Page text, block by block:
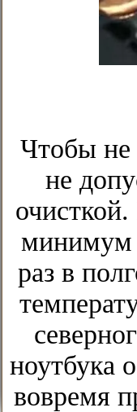
Чтобы не
не
минимум
раз в
ноутбука
вовремя